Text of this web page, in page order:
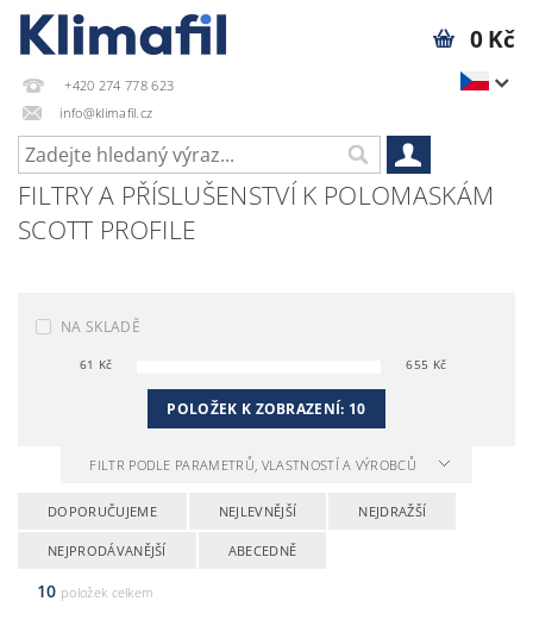
+420 274 778 623
info@klimafil.cz
0 Kč
FILTRY A PŘÍSLUŠENSTVÍ K POLOMASKÁM
SCOTT PROFILE
NA SKLADĚ
61 Kč 655 Kč
POLOŽEK K ZOBRAZENÍ: 10
FILTR PODLE PARAMETRŮ, VLASTNOSTÍ A VÝROBCŮ
DOPORUČUJEME NEJLEVNĚJŠÍ NEJDRAŽŠÍ
NEJPRODÁVANĚJŠÍ ABECEDNĚ
10 položek celkem